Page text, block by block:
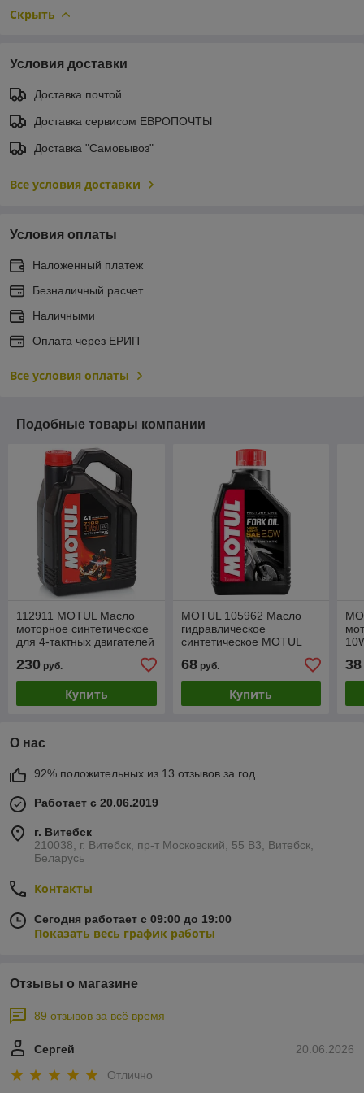
Скрыть
Условия доставки
Доставка почтой
Доставка сервисом ЕВРОПОЧТЫ
Доставка "Самовывоз"
Все условия доставки
Условия оплаты
Наложенный платеж
Безналичный расчет
Наличными
Оплата через ЕРИП
Все условия оплаты
Подобные товары компании
112911 MOTUL Масло
моторное синтетическое
для 4-тактных двигателей
мотоциклов 7100 20W-50
4T, 4L (104104)
230 руб.
Купить
MOTUL 105962 Масло
гидравлическое
синтетическое MOTUL
FORK OIL FACTORY LINE
VERY LIGHT 2.5W 1L
68руб.
Купить
38
О нас
92% положительных из 13 отзывов за год
Работает с 20.06.2019
г. Витебск
210038, г. Витебск, пр-т Московский, 55 B3, Витебск,
Беларусь
Контакты
Сегодня работает с 09:00 до 19:00
Показать весь график работы
Отзывы о магазине
89 отзывов за всё время
20.06.2026
Сергей
Отлично